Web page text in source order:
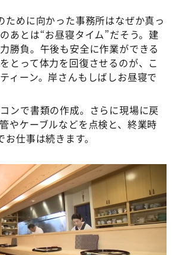
ために向かった事務所はなぜか真っ
あとは“お昼寝タイム”だそう。建
勝負。午後も安全に作業ができる
とって体力を回復させるのが、こ
ィーン。岸さんもしばしお昼寝で
ンで書類の作成。さらに現場に戻
やケーブルなどを点検と、終業時
仕事は続きます。